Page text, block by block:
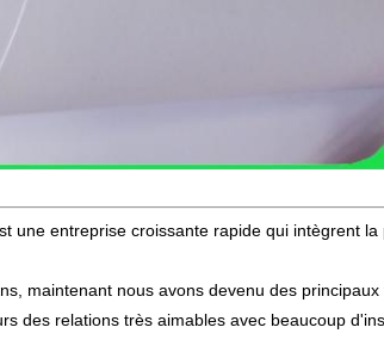
une entreprise croissante rapide qui intègrent la
maintenant nous avons devenu des
des relations très aimables avec beaucoup